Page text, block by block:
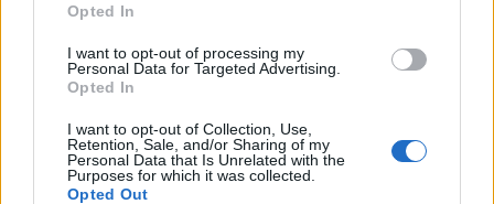
Opted In
I want to opt-out of processing my
Personal Data for Targeted Advertising.
Opted In
I want to opt-out of Collection, Use,
Retention, Sale, and/or Sharing of my
Personal Data that Is Unrelated with the
Purposes for which it was collected.
Opted Out